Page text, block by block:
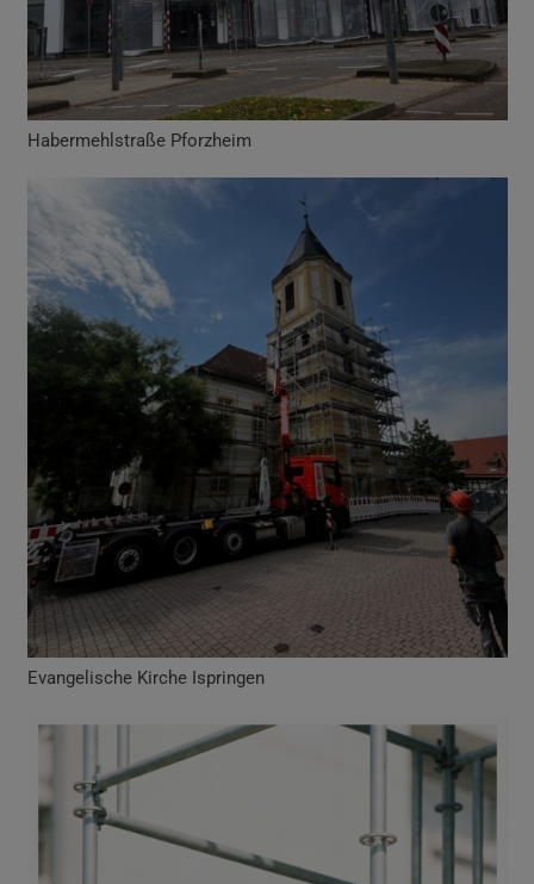
Habermehlstraße Pforzheim
Evangelische Kirche Ispringen